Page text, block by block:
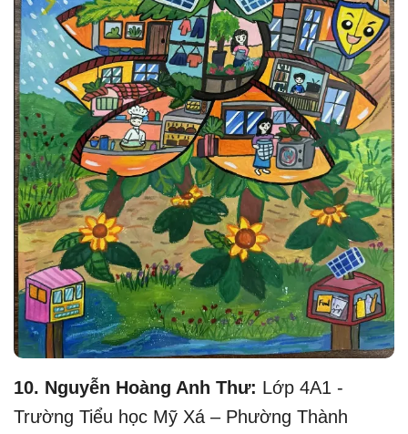
10. Nguyễn Hoàng Anh Thư: Lớp 4A1 -
Trường Tiểu học Mỹ Xá – Phường Thành